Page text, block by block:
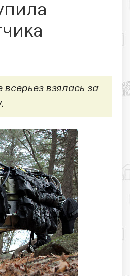
взялась за